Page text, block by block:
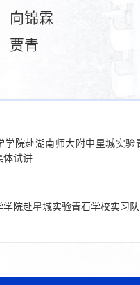
向锦霖
贾青
学院赴湖南师大附中星城实验
体试讲
学院赴星城实验青石学校实习